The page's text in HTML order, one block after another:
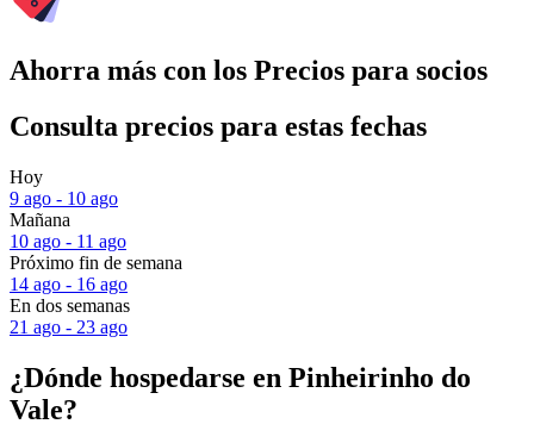
Ahorra más con los Precios para socios
Consulta precios para estas fechas
Hoy
9 ago - 10 ago
Mañana
10 ago - 11 ago
Próximo fin de semana
14 ago - 16 ago
En dos semanas
21 ago - 23 ago
¿Dónde hospedarse en Pinheirinho do
Vale?